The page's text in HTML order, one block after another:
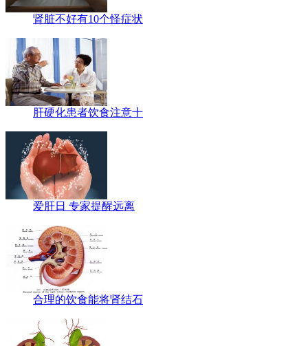
肾脏不好有10个怪症状
肝硬化患者饮食注意十
爱肝日 专家提醒远离
合理的饮食能将肾结石